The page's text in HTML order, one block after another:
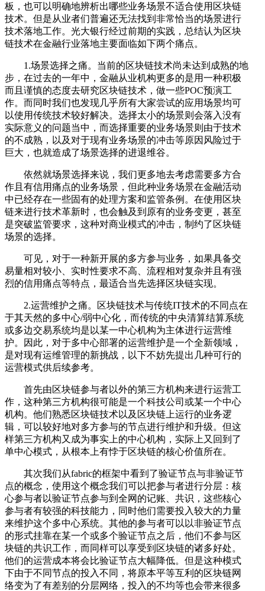
板，也可以明确地辨析出哪些业务场景不适合使用区块链
技术。但是从业者们普遍还无法找到非常恰当的场景进行
技术落地工作。光大银行经过前期的实践，总结认为区块
链技术在金融行业落地主要面临如下两个痛点。
1.场景选择之痛。当前的区块链技术尚未达到成熟的地
步，在过去的一年中，金融从业机构更多的是用一种积极
而且谨慎的态度去研究区块链技术，做一些POC预演工
作。而同时我们也发现几乎所有大家尝试的应用场景均可
以使用传统技术较好解决。选择太小的场景则会落入没有
实际意义的问题当中，而选择重要的业务场景则由于技术
的不成熟，以及对于现有业务场景的冲击等原因风险过于
巨大，也就造成了场景选择的进退维谷。
依然就场景选择来说，我们更多地去考虑需要多方合
作且有信用痛点的业务场景，但此种业务场景在金融活动
中已经存在一些固有的处理方案和监管条例。在使用区块
链来进行技术革新时，也会触及到原有的业务变更，甚至
是突破监管要求，这种对商业模式的冲击，制约了区块链
场景的选择。
可见，对于一种新开展的多方参与业务，如果具备交
易量相对较小、实时性要求不高、流程相对复杂并且有强
烈的信用痛点等特点，最适合当先选择区块链实现。
2.运营维护之痛。区块链技术与传统IT技术的不同点在
于其天然的多中心/弱中心化，而传统的中央清算结算系统
或多边交易系统均是以某一中心机构为主体进行运营维
护。因此，对于多中心部署的运营维护是一个全新领域，
是对现有运维管理的新挑战，以下不妨先提出几种可行的
运营模式供后续参考。
首先由区块链参与者以外的第三方机构来进行运营工
作，这种第三方机构很可能是一个科技公司或某一个中心
机构。他们熟悉区块链技术以及区块链上运行的业务逻
辑，可以较好地对多方参与的节点进行维护和升级。但这
样第三方机构又成为事实上的中心机构，实际上又回到了
单中心模式，从根本上有悖于区块链的核心价值所在。
其次我们从fabric的框架中看到了验证节点与非验证节
点的概念，使用这个概念我们可以把参与者进行分层：核
心参与者以验证节点参与到全网的记账、共识，这些核心
参与者有较强的科技能力，同时他们需要投入较大的力量
来维护这个多中心系统。其他的参与者可以以非验证节点
的形式挂靠在某一个或多个验证节点之后，他们不参与区
块链的共识工作，而同样可以享受到区块链的诸多好处。
他们的运营成本将会比验证节点大幅降低。但是这种模式
下由于不同节点的投入不同，将原本平等互利的区块链网
络变为了有差别的分层网络，投入的不均等也会带来很多